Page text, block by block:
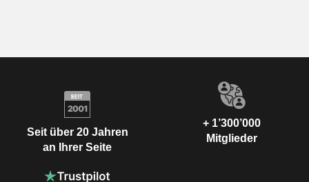
Seit über 20 Jahren
an Ihrer Seite
+ 1’300’000
Mitglieder